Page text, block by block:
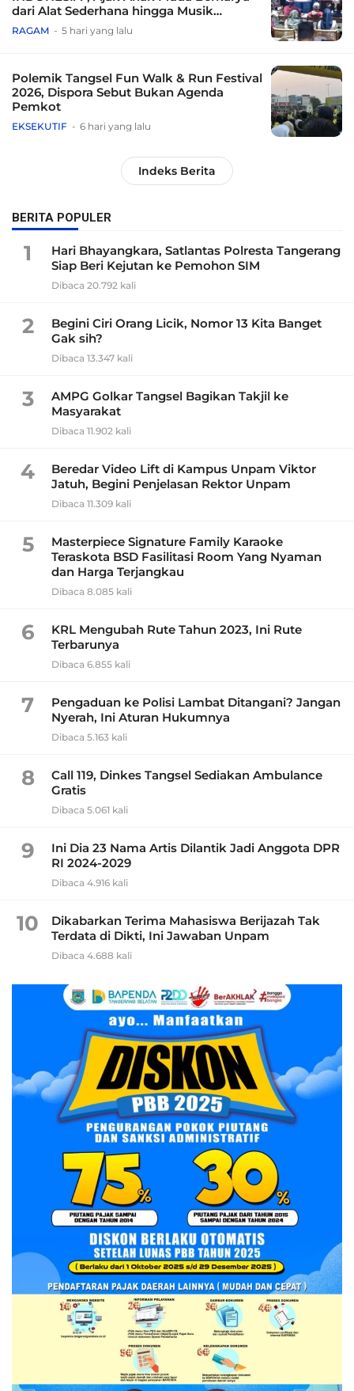
dari Alat Sederhana hingga Musik
Tradisional
RAGAM 5 hari yang lalu
Polemik Tangsel Fun Walk & Run Festival
2026, Dispora Sebut Bukan Agenda
Pemkot
EKSEKUTIF 6 hari yang lalu
Indeks Berita
BERITA POPULER
1
Hari Bhayangkara, Satlantas Polresta Tangerang
Siap Beri Kejutan ke Pemohon SIM
Dibaca 20.792 kali
2
Begini Ciri Orang Licik, Nomor 13 Kita Banget
Gak sih?
Dibaca 13.347 kali
3
AMPG Golkar Tangsel Bagikan Takjil ke
Masyarakat
Dibaca 11.902 kali
4
Beredar Video Lift di Kampus Unpam Viktor
Jatuh, Begini Penjelasan Rektor Unpam
Dibaca 11.309 kali
5
Masterpiece Signature Family Karaoke
Teraskota BSD Fasilitasi Room Yang Nyaman
dan Harga Terjangkau
Dibaca 8.085 kali
6
KRL Mengubah Rute Tahun 2023, Ini Rute
Terbarunya
Dibaca 6.855 kali
7
Pengaduan ke Polisi Lambat Ditangani? Jangan
Nyerah, Ini Aturan Hukumnya
Dibaca 5.163 kali
8
Call 119, Dinkes Tangsel Sediakan Ambulance
Gratis
Dibaca 5.061 kali
9
Ini Dia 23 Nama Artis Dilantik Jadi Anggota DPR
RI 2024-2029
Dibaca 4.916 kali
10
Dikabarkan Terima Mahasiswa Berijazah Tak
Terdata di Dikti, Ini Jawaban Unpam
Dibaca 4.688 kali